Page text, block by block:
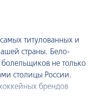
титулованных и
страны. Бело-
не только
столицы России.
брендов